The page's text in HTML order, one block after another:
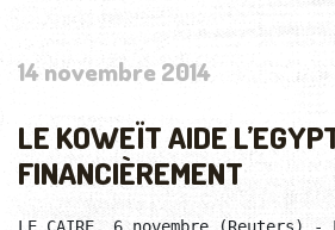
14 novembre 2014
LE KOWEÏT AIDE
FINANCIÈREMENT